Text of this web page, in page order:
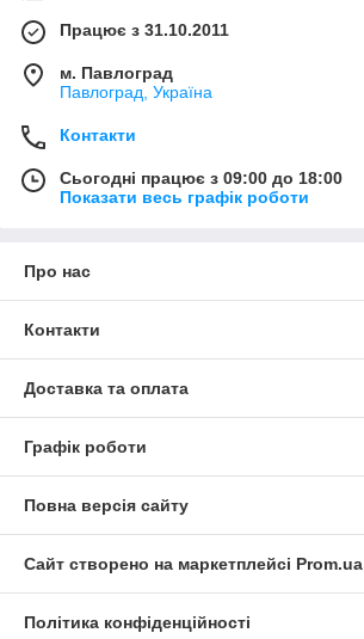
Працює з 31.10.2011
м. Павлоград
Павлоград, Україна
Контакти
Сьогодні працює з 09:00 до 18:00
Показати весь графік роботи
Про нас
Контакти
Доставка та оплата
Графік роботи
Повна версія сайту
Сайт створено на маркетплейсі Prom.ua
Політика конфіденційності